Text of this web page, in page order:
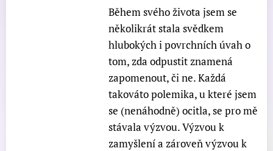
Během svého života jsem se
několikrát stala svědkem
hlubokých i povrchních úvah o
tom, zda odpustit znamená
zapomenout, či ne. Každá
takováto polemika, u které jsem
se (nenáhodně) ocitla, se pro mě
stávala výzvou. Výzvou k
zamyšlení a zároveň výzvou k